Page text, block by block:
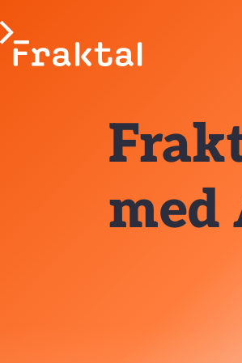
med